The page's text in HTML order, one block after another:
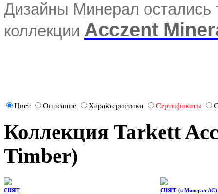
Дизайны Минерал остались
коллекции Acczent
Цвет Описание Характеристики Сертификаты
Коллекция Tarkett
Timber)
снят снят (в Минерал АС)